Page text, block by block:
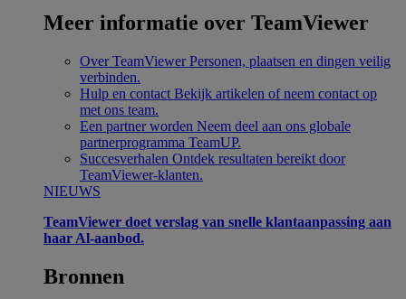
Meer informatie over TeamViewer
Over TeamViewer Personen, plaatsen en dingen veilig
verbinden.
Hulp en contact Bekijk artikelen of neem contact op
met ons team.
Een partner worden Neem deel aan ons globale
partnerprogramma TeamUP.
Succesverhalen Ontdek resultaten bereikt door
TeamViewer-klanten.
NIEUWS
TeamViewer doet verslag van snelle klantaanpassing aan
haar Al-aanbod.
Bronnen